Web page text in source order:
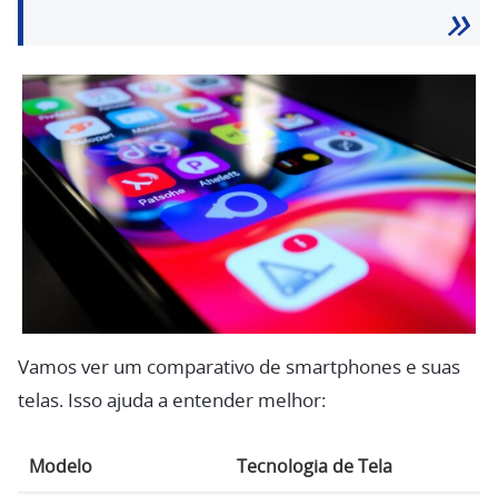
Vamos ver um comparativo de smartphones e suas
telas. Isso ajuda a entender melhor:
Modelo Tecnologia de Tela